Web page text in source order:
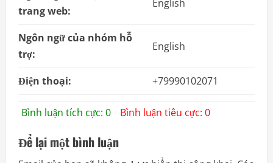
trang web:
English
Ngôn ngữ của nhóm hỗ
trợ:
English
Điện thoại: +79990102071
Bình luận tích cực: 0 Bình luận tiêu cực: 0
Để lại một bình luận